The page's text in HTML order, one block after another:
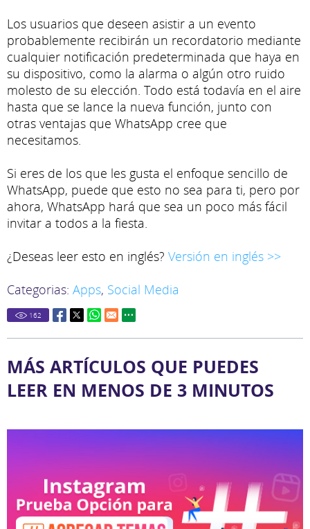
Los usuarios que deseen asistir a un evento
probablemente recibirán un recordatorio mediante
cualquier notificación predeterminada que haya en
su dispositivo, como la alarma o algún otro ruido
molesto de su elección. Todo está todavía en el aire
hasta que se lance la nueva función, junto con
otras ventajas que WhatsApp cree que
necesitamos.
Si eres de los que les gusta el enfoque sencillo de
WhatsApp, puede que esto no sea para ti, pero por
ahora, WhatsApp hará que sea un poco más fácil
invitar a todos a la fiesta.
¿Deseas leer esto en inglés? Versión en inglés >>
Categorias: Apps, Social Media
162
MÁS ARTÍCULOS QUE PUEDES
LEER EN MENOS DE 3 MINUTOS